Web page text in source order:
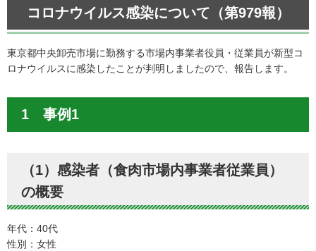
コロナウイルス感染について（第979報）
東京都中央卸売市場に勤務する市場内事業者役員・従業員が新型コ
ロナウイルスに感染したことが判明しましたので、報告します。
1 事例1
（1）感染者（食肉市場内事業者従業員）
の概要
年代：40代
性別：女性